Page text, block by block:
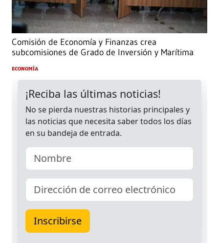
Comisión de Economía y Finanzas crea
subcomisiones de Grado de Inversión y Marítima
ECONOMÍA